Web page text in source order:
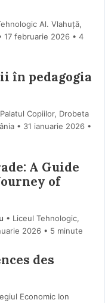
Al. Vlahuță,
17 februarie 2026 • 4
în pedagogia
Copiilor, Drobeta
31 ianuarie 2026 •
A Guide
of
• Liceul Tehnologic,
2026 • 5 minute
des
Economic Ion